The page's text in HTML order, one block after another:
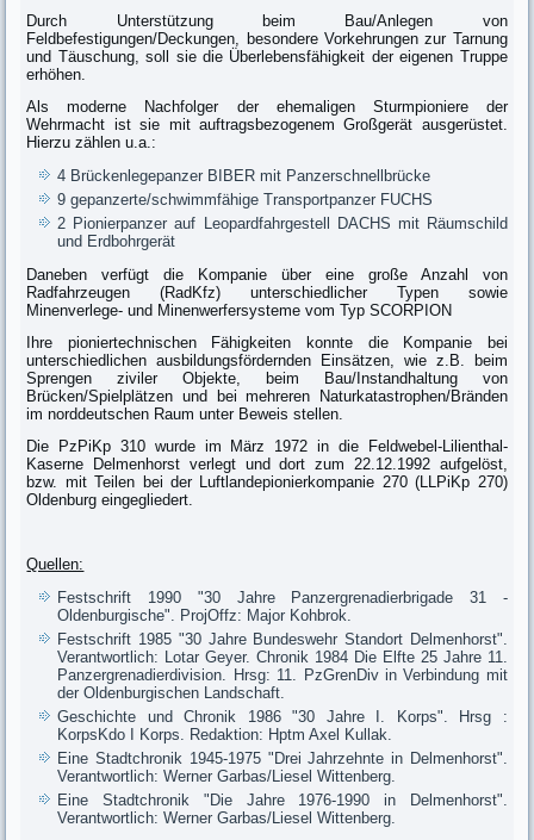
Durch Unterstützung beim Bau/Anlegen von
Feldbefestigungen/Deckungen, besondere Vorkehrungen zur Tarnung
und Täuschung, soll sie die Überlebensfähigkeit der eigenen Truppe
erhöhen.
Als moderne Nachfolger der ehemaligen Sturmpioniere der
Wehrmacht ist sie mit auftragsbezogenem Großgerät ausgerüstet.
Hierzu zählen u.a.:
4 Brückenlegepanzer BIBER mit Panzerschnellbrücke
9 gepanzerte/schwimmfähige Transportpanzer FUCHS
2 Pionierpanzer auf Leopardfahrgestell DACHS mit Räumschild
und Erdbohrgerät
Daneben verfügt die Kompanie über eine große Anzahl von
Radfahrzeugen (RadKfz) unterschiedlicher Typen sowie
Minenverlege- und Minenwerfersysteme vom Typ SCORPION
Ihre pioniertechnischen Fähigkeiten konnte die Kompanie bei
unterschiedlichen ausbildungsfördernden Einsätzen, wie z.B. beim
Sprengen ziviler Objekte, beim Bau/Instandhaltung von
Brücken/Spielplätzen und bei mehreren Naturkatastrophen/Bränden
im norddeutschen Raum unter Beweis stellen.
Die PzPiKp 310 wurde im März 1972 in die Feldwebel-Lilienthal-
Kaserne Delmenhorst verlegt und dort zum 22.12.1992 aufgelöst,
bzw. mit Teilen bei der Luftlandepionierkompanie 270 (LLPiKp 270)
Oldenburg eingegliedert.
Quellen:
Festschrift 1990 "30 Jahre Panzergrenadierbrigade 31 -
Oldenburgische". ProjOffz: Major Kohbrok.
Festschrift 1985 "30 Jahre Bundeswehr Standort Delmenhorst".
Verantwortlich: Lotar Geyer. Chronik 1984 Die Elfte 25 Jahre 11.
Panzergrenadierdivision. Hrsg: 11. PzGrenDiv in Verbindung mit
der Oldenburgischen Landschaft.
Geschichte und Chronik 1986 "30 Jahre I. Korps". Hrsg :
KorpsKdo I Korps. Redaktion: Hptm Axel Kullak.
Eine Stadtchronik 1945-1975 "Drei Jahrzehnte in Delmenhorst".
Verantwortlich: Werner Garbas/Liesel Wittenberg.
Eine Stadtchronik "Die Jahre 1976-1990 in Delmenhorst".
Verantwortlich: Werner Garbas/Liesel Wittenberg.